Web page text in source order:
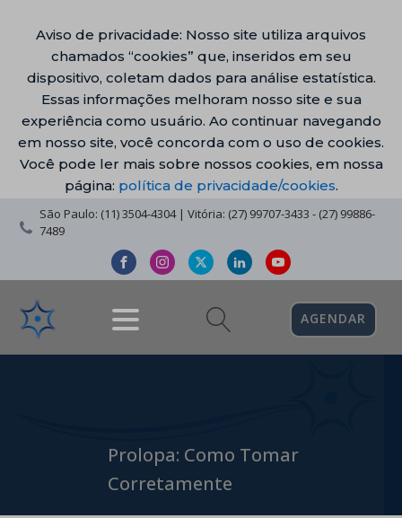
Aviso de privacidade: Nosso site utiliza arquivos
chamados “cookies” que, inseridos em seu
dispositivo, coletam dados para análise estatística.
Essas informações melhoram nosso site e sua
experiência como usuário. Ao continuar navegando
em nosso site, você concorda com o uso de cookies.
Você pode ler mais sobre nossos cookies, em nossa
página: política de privacidade/cookies.
São Paulo: (11) 3504-4304 | Vitória: (27) 99707-3433 - (27) 99886-
7489
AGENDAR
Prolopa: Como Tomar
Corretamente